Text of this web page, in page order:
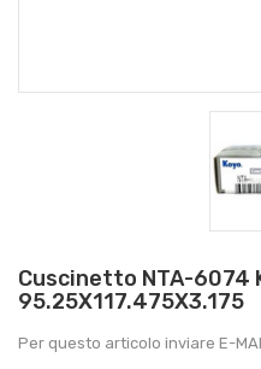
Cuscinetto NTA-6074
95.25X117.475X3.175
Per questo articolo inviare E-